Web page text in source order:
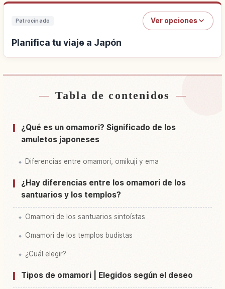
Patrocinado Ver opciones
Planifica tu viaje a Japón
Buscar alojamiento cerca de Japón ↗
Buscar experiencias en Japón↗
Tabla de contenidos
¿Qué es un omamori? Significado de los
amuletos japoneses
Diferencias entre omamori, omikuji y ema
¿Hay diferencias entre los omamori de los
santuarios y los templos?
Omamori de los santuarios sintoístas
Omamori de los templos budistas
¿Cuál elegir?
Tipos de omamori | Elegidos según el deseo